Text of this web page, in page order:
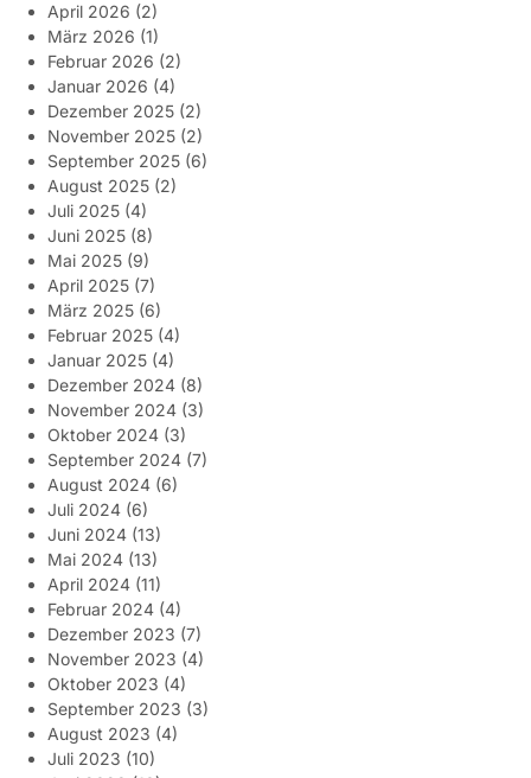
April 2026 (2)
März 2026 (1)
Februar 2026 (2)
Januar 2026 (4)
Dezember 2025 (2)
November 2025 (2)
September 2025 (6)
August 2025 (2)
Juli 2025 (4)
Juni 2025 (8)
Mai 2025 (9)
April 2025 (7)
März 2025 (6)
Februar 2025 (4)
Januar 2025 (4)
Dezember 2024 (8)
November 2024 (3)
Oktober 2024 (3)
September 2024 (7)
August 2024 (6)
Juli 2024 (6)
Juni 2024 (13)
Mai 2024 (13)
April 2024 (11)
Februar 2024 (4)
Dezember 2023 (7)
November 2023 (4)
Oktober 2023 (4)
September 2023 (3)
August 2023 (4)
Juli 2023 (10)